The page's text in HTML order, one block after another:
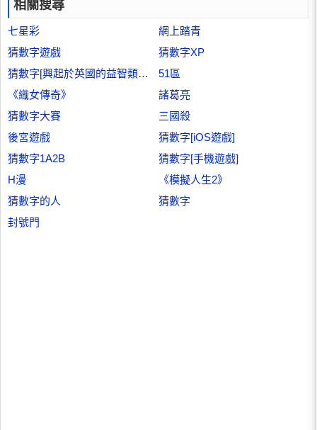
相關搜尋
七星彩
網上踏青
猜數字遊戲
猜數字XP
猜數字[興起於英國的益智類小遊戲]
51區
《織女傳奇》
諸葛亮
猜數字大賽
三國殺
後宮遊戲
猜數字[iOS遊戲]
猜數字1A2B
猜數字[手機遊戲]
H漫
《模擬人生2》
猜數字的人
猜數字
封號門